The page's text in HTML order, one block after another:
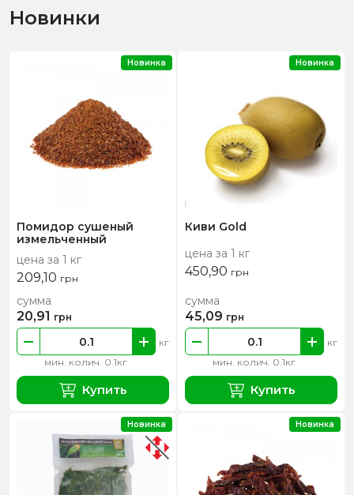
Новинки
Помидор сушеный
измельченный
цена за 1 кг
209,10 грн
мин. колич. 0.1кг
кг
сумма
20,91 грн
Купить
Новинка
Киви Gold
цена за 1 кг
450,90 грн
мин. колич. 0.1кг
кг
сумма
45,09 грн
Купить
Новинка
Новинка Новинка